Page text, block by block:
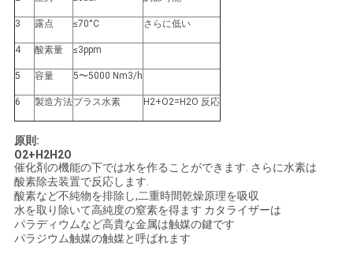
ス
事
件
引
金
を
3 露点 ≤70°C さらに低い
4 酸素量 ≤3ppm
5 容量 5〜5000 Nm3/h
6 製造方法プラス水素 H2+O2=H2O 反応
原則:
O2+H2H2O
催化剤の機能の下では水を作ることができます. さらに水素は
酸素除去装置で反応します.
酸素など不純物を排除し,二重時間乾燥原理を吸収
水を取り除いて高純度の窒素を得ます カタライザーは
パラディウムなど高貴な金属は触媒の鍵です
パラジウム触媒の触媒と呼ばれます